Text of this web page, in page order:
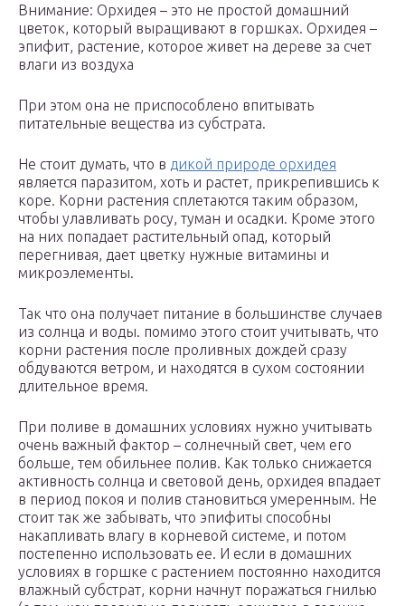
Внимание: Орхидея – это не простой домашний
цветок, который выращивают в горшках. Орхидея –
эпифит, растение, которое живет на дереве за счет
влаги из воздуха
При этом она не приспособлено впитывать
питательные вещества из субстрата.
Не стоит думать, что в дикой природе орхидея
является паразитом, хоть и растет, прикрепившись к
коре. Корни растения сплетаются таким образом,
чтобы улавливать росу, туман и осадки. Кроме этого
на них попадает растительный опад, который
перегнивая, дает цветку нужные витамины и
микроэлементы.
Так что она получает питание в большинстве случаев
из солнца и воды. помимо этого стоит учитывать, что
корни растения после проливных дождей сразу
обдуваются ветром, и находятся в сухом состоянии
длительное время.
При поливе в домашних условиях нужно учитывать
очень важный фактор – солнечный свет, чем его
больше, тем обильнее полив. Как только снижается
активность солнца и световой день, орхидея впадает
в период покоя и полив становиться умеренным. Не
стоит так же забывать, что эпифиты способны
накапливать влагу в корневой системе, и потом
постепенно использовать ее. И если в домашних
условиях в горшке с растением постоянно находится
влажный субстрат, корни начнут поражаться гнилью